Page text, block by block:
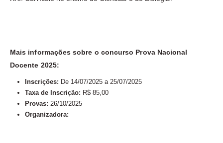
Mais informações sobre o concurso Prova Nacional
Docente 2025:
Inscrições: De 14/07/2025 a 25/07/2025
Taxa de Inscrição: R$ 85,00
Provas: 26/10/2025
Organizadora: